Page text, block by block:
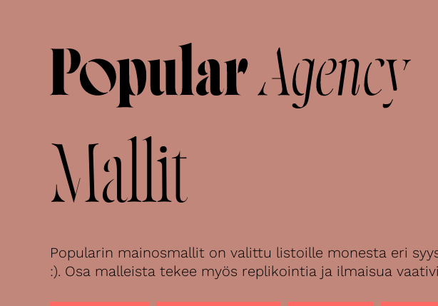
Mallit
Popularin mainosmallit on valittu listoille monesta eri
:). Osa malleista tekee myös replikointia ja ilmaisua